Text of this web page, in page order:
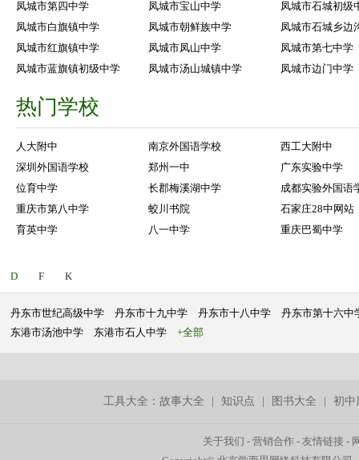
凤城市第四中学
凤城市宝山中学
凤城市石城初级
凤城市白旗镇中学
凤城市朝鲜族中学
凤城市石城乡边
凤城市红旗镇中学
凤城市凤山中学
凤城市第七中学
凤城市蓝旗镇初级中学
凤城市汤山城镇中学 凤城市边门中学
热门学校
人大附中 南京外国语学校
西工大附中
深圳外国语学校
郑州一中
广东实验中学
位育中学
长郡梅溪湖中学
成都实验外国语
重庆市第八中学
蛟川书院
石家庄28中网站
育英中学
八一中学 重庆巴蜀中学
D F K
丹东市世纪高级中学 丹东市十九中学 丹东市十八中学
丹东市第十六中
东港市汤池中学
东港市石人中学 +全部
工具大全：故事大全 |知识点 图书大全 |初中
关于我们 -营销合作 -友情链接 -